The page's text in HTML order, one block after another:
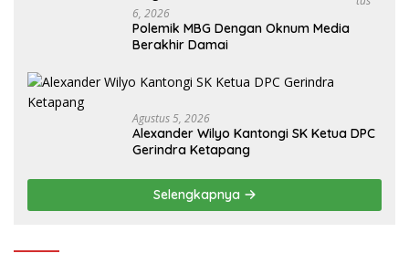
6, 2026
Polemik MBG Dengan Oknum Media
Berakhir Damai
Agustus 5, 2026
Alexander Wilyo Kantongi SK Ketua DPC
Gerindra Ketapang
Selengkapnya